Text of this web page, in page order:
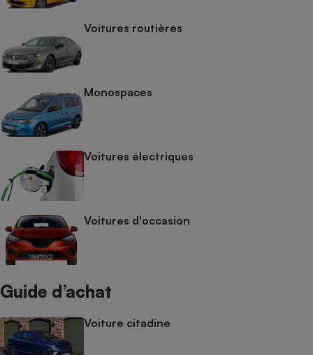
Voitures routières
Monospaces
Voitures électriques
Voitures d'occasion
Guide d’achat
Voiture citadine